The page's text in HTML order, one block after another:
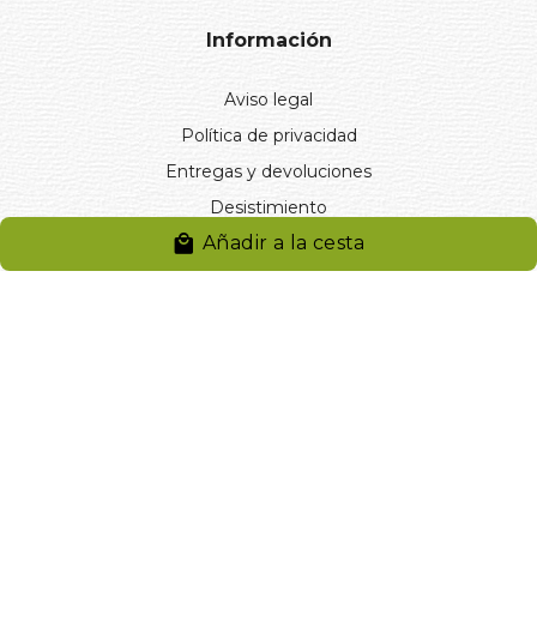
Añadir a la cesta
Información
Aviso legal
Política de privacidad
Entregas y devoluciones
Desistimiento
Desistimiento de compra